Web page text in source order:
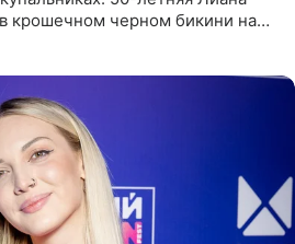
крошечном черном бикини на